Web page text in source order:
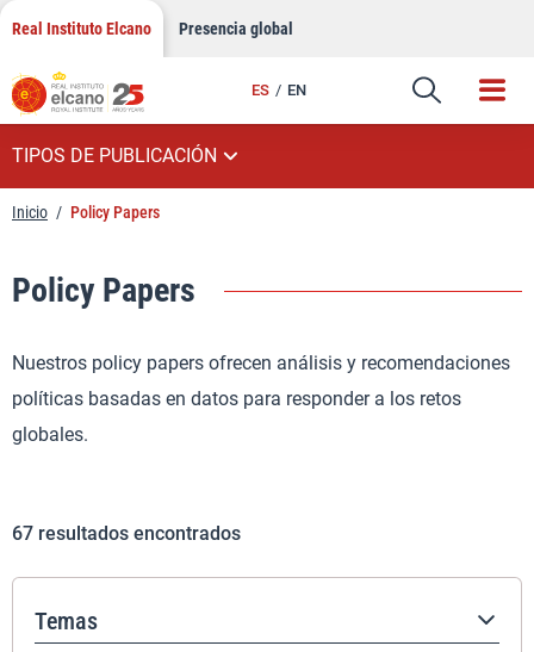
Saltar
contenido
Real Instituto Elcano Presencia global
ES EN
TIPOS DE PUBLICACIÓN
Inicio / Policy Papers
Policy Papers
Nuestros policy papers ofrecen análisis y recomendaciones
políticas basadas en datos para responder a los retos
globales.
67 resultados encontrados
Temas